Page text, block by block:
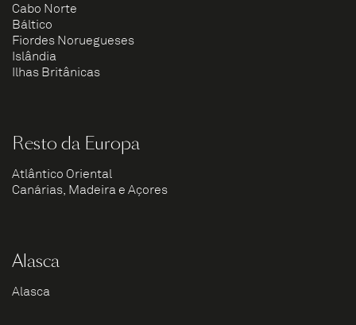
Cabo Norte
Báltico
Fiordes Noruegueses
Islândia
Ilhas Britânicas
Resto da Europa
Atlântico Oriental
Canárias, Madeira e Açores
Alasca
Alasca